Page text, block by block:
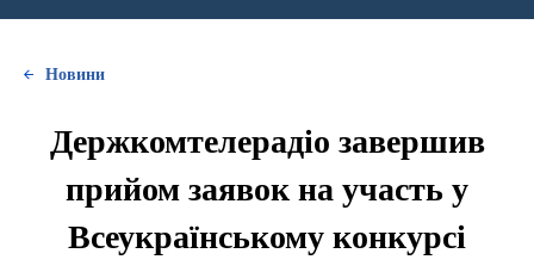
Новини
Держкомтелерадіо завершив
прийом заявок на участь у
Всеукраїнському конкурсі